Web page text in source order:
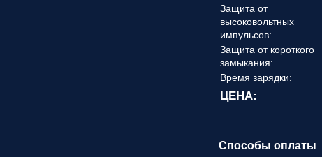
Защита от
высоковольтных
импульсов:
Защита от короткого
замыкания:
Время зарядки:
ЦЕНА:
Способы оплаты